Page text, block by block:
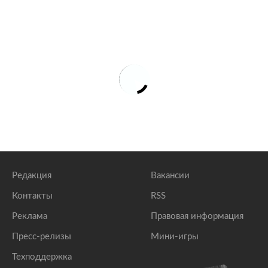
Редакция
Контакты
Реклама
Пресс-релизы
Техподдержка
Вакансии
RSS
Правовая информация
Мини-игры